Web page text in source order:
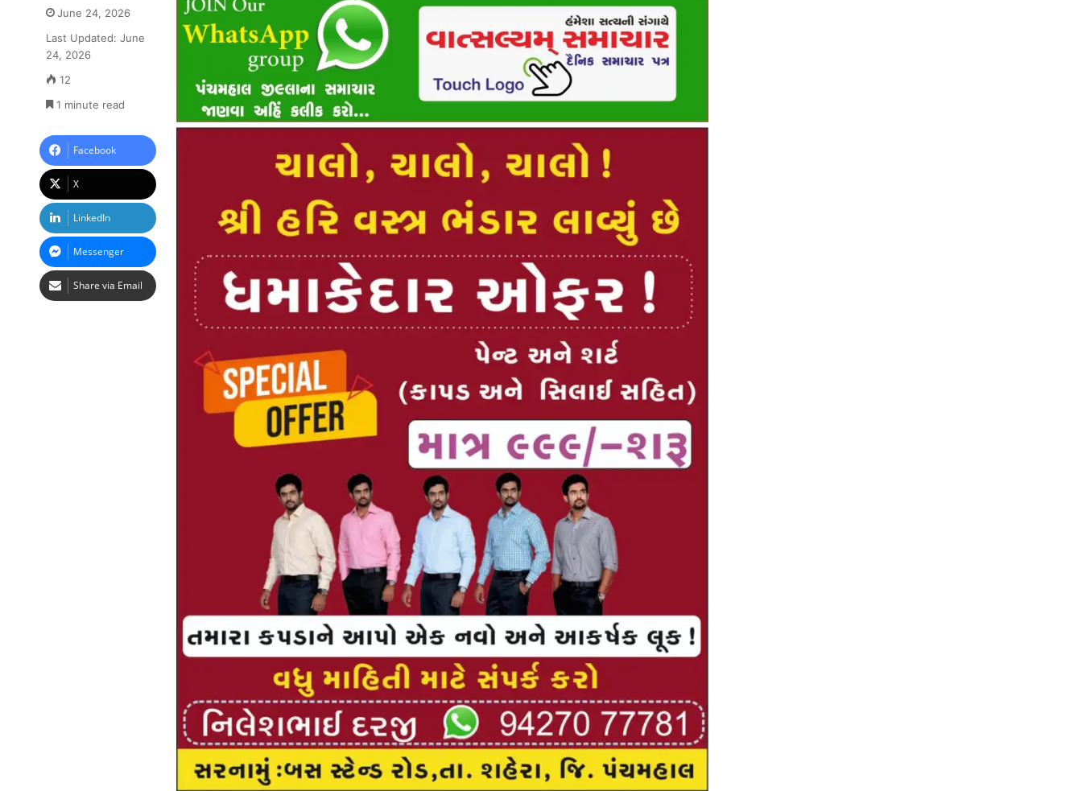
June 24, 2026
Last Updated: June
24, 2026
12
1 minute read
Facebook
X
LinkedIn
Messenger
Share via Email